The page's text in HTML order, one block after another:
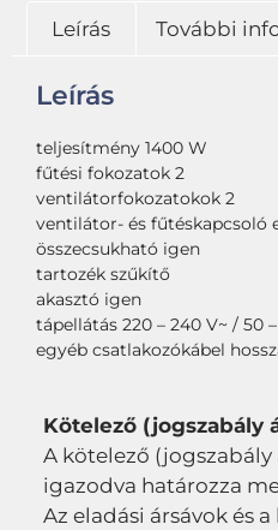
Leírás További
Leírás
teljesítmény 1400 W
fűtési fokozatok 2
ventilátorfokozatokok 2
ventilátor- és fűtéskapcsoló
összecsukható igen
tartozék szűkítő
akasztó igen
tápellátás 220 – 240 V~ / 50
egyéb csatlakozókábel
Kötelező (jogszabály
A kötelező
igazodva határozza
Az eladási ársávok és